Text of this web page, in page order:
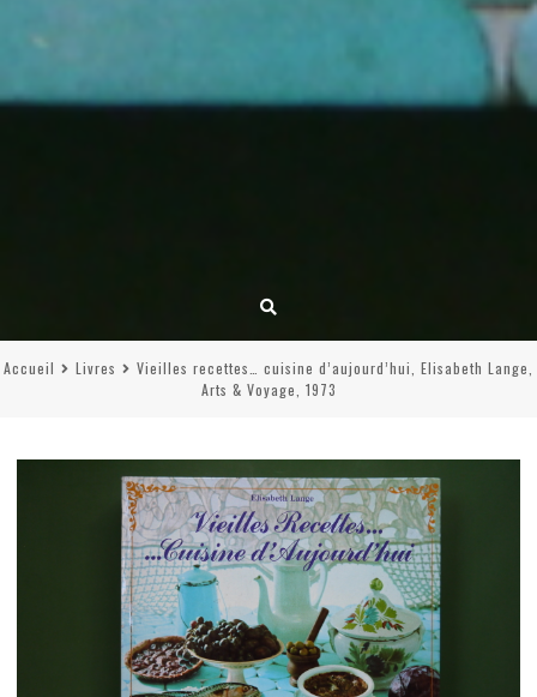
Accueil Livres
Vieilles recettes… cuisine d’aujourd’hui, Elisabeth Lange,
Arts & Voyage, 1973